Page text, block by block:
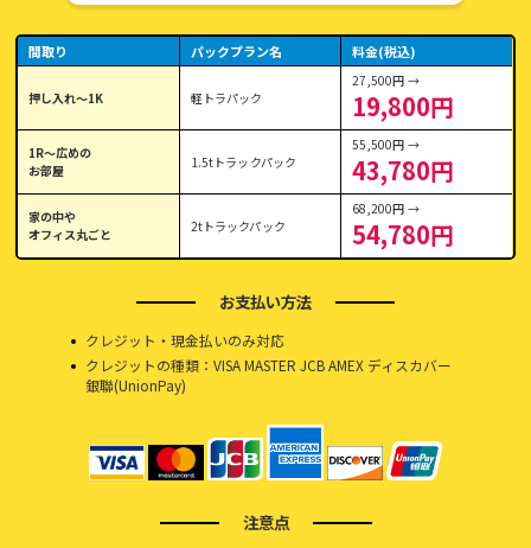
間取り パックプラン名 料金(税込)
押し入れ〜1K 軽トラパック
27,500円 →
19,800円
1R〜広めの
お部屋
1.5tトラックパック
55,500円 →
43,780円
家の中や
オフィス丸ごと
2tトラックパック
68,200円 →
54,780円
お支払い方法
クレジット・現金払いのみ対応
クレジットの種類：VISA MASTER JCB AMEX ディスカバー
銀聯(UnionPay)
注意点